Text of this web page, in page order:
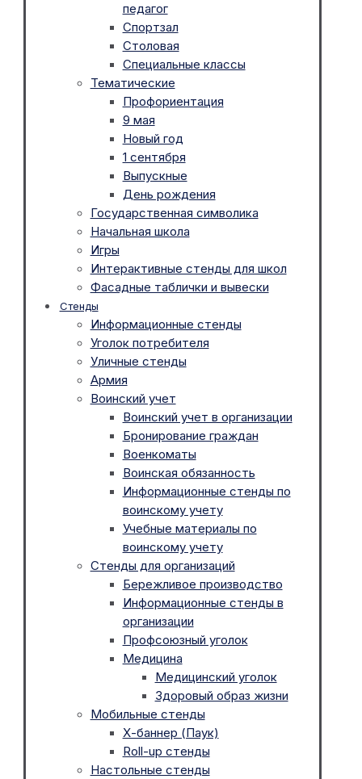
педагог
Спортзал
Столовая
Специальные классы
Тематические
Профориентация
9 мая
Новый год
1 сентября
Выпускные
День рождения
Государственная символика
Начальная школа
Игры
Интерактивные стенды для школ
Фасадные таблички и вывески
Стенды
Информационные стенды
Уголок потребителя
Уличные стенды
Армия
Воинский учет
Воинский учет в организации
Бронирование граждан
Военкоматы
Воинская обязанность
Информационные стенды по
воинскому учету
Учебные материалы по
воинскому учету
Стенды для организаций
Бережливое производство
Информационные стенды в
организации
Профсоюзный уголок
Медицина
Медицинский уголок
Здоровый образ жизни
Мобильные стенды
Х-баннер (Паук)
Roll-up стенды
Настольные стенды